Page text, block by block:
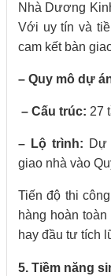
Nhà Dương
Với uy tín và
cam kết bàn
– Quy mô dự
– Cấu trúc: 27
– Lộ trình: Dự
giao nhà vào
Tiến độ thi
hàng hoàn
hay đầu tư tích
5. Tiềm năng